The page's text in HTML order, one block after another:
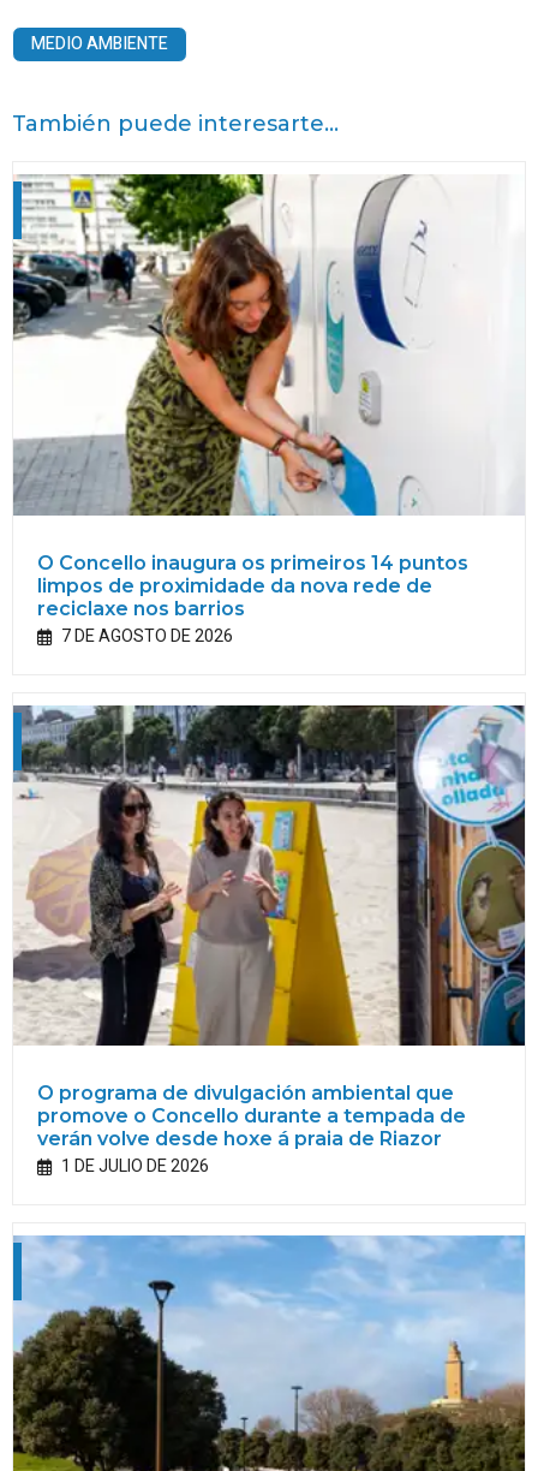
MEDIO AMBIENTE
También puede interesarte...
O Concello inaugura os primeiros 14 puntos
limpos de proximidade da nova rede de
reciclaxe nos barrios
7 DE AGOSTO DE 2026
O programa de divulgación ambiental que
promove o Concello durante a tempada de
verán volve desde hoxe á praia de Riazor
1 DE JULIO DE 2026